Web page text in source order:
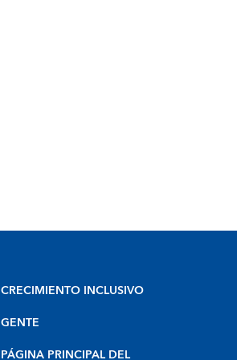
CRECIMIENTO INCLUSIVO
GENTE
PÁGINA PRINCIPAL DEL